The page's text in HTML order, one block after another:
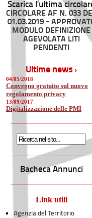
Scarica l’ultima
CIRCOLARE AF N. 033
01.03.2019 -
MODULO DEFINIZIONE
AGEVOLATA LITI
PENDENTI
Ultime news ›
04/05/2018
Convegno gratuito sul nuovo
regolamento privacy
13/09/2017
Digitalizzazione delle PMI
Bacheca Annunci
Link utili
Agenzia del Territorio